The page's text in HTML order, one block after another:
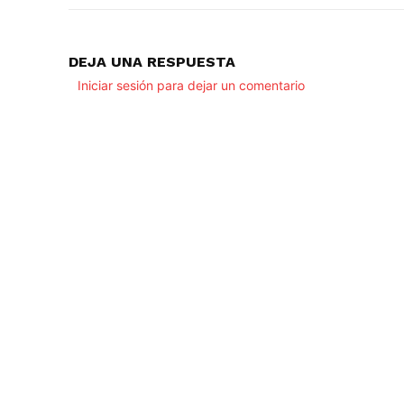
DEJA UNA RESPUESTA
Iniciar sesión para dejar un comentario